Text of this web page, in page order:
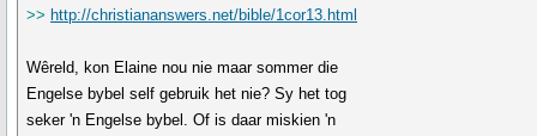
>> http://christiananswers.net/bible/1cor13.html
Wêreld, kon Elaine nou nie maar sommer die
Engelse bybel self gebruik het nie? Sy het tog
seker 'n Engelse bybel. Of is daar miskien 'n